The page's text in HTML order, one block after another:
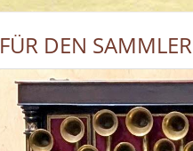
FÜR DEN SAMMLER